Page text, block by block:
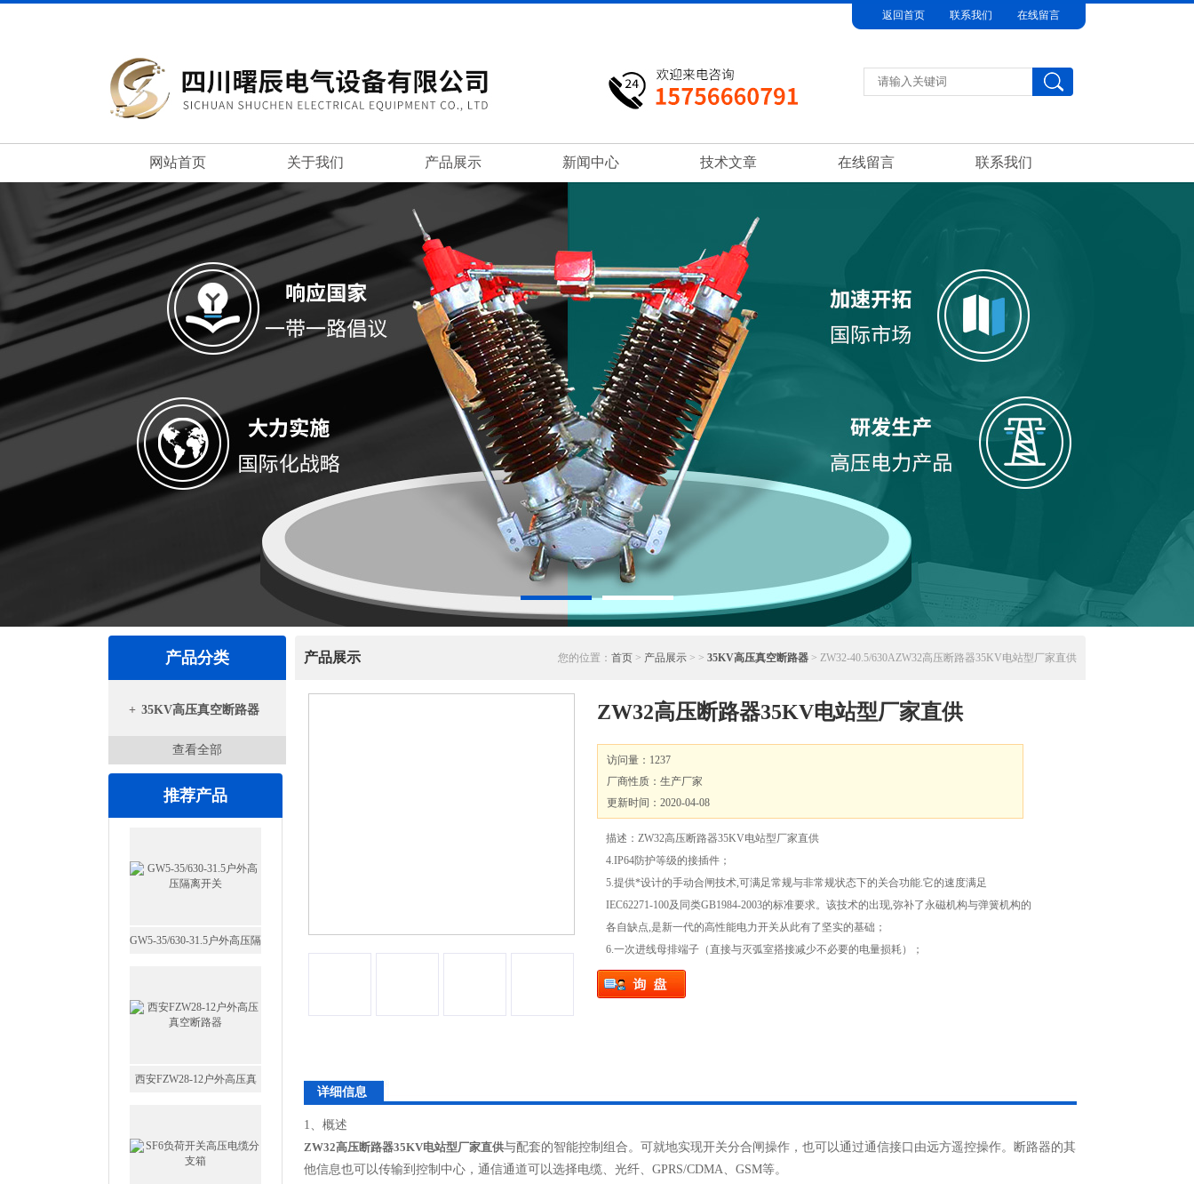
返回首页 联系我们 在线留言
网站首页 关于我们 产品展示 新闻中心 技术文章 在线留言 联系我们
产品分类
+ 35KV高压真空断路器
查看全部
推荐产品
GW5-35/630-31.5户外高压隔
西安FZW28-12户外高压真
SF6负荷开关高压电缆分支
产品展示 您的位置： 首页 > 产品展示 > > 35KV高压真空断路器 > ZW32-40.5/630AZW32高压断路器35KV电站型厂家直供
ZW32高压断路器35KV电站型厂家直供
访问量：1237
厂商性质：生产厂家
更新时间：2020-04-08
描述：ZW32高压断路器35KV电站型厂家直供
4.IP64防护等级的接插件；
5.提供*设计的手动合闸技术,可满足常规与非常规状态下的关合功能.它的速度满足
IEC62271-100及同类GB1984-2003的标准要求。该技术的出现,弥补了永磁机构与弹簧机构的
各自缺点,是新一代的高性能电力开关从此有了坚实的基础；
6.一次进线母排端子（直接与灭弧室搭接减少不必要的电量损耗）；
详细信息
1、概述
ZW32高压断路器35KV电站型厂家直供与配套的智能控制组合。可就地实现开关分合闸操作，也可以通过通信接口由远方遥控操作。断路器的其
他信息也可以传输到控制中心，通信通道可以选择电缆、光纤、GPRS/CDMA、GSM等。